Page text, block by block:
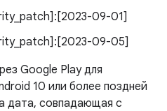
09-01]
09-05]
Google Play для
10 или более поздней
дата, совпадающая с